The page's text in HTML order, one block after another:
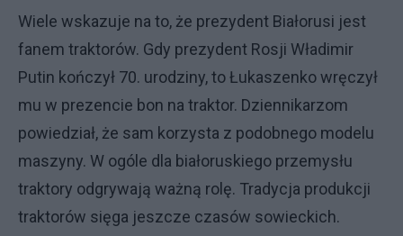
Wiele wskazuje na to, że prezydent Białorusi jest
fanem traktorów. Gdy prezydent Rosji Władimir
Putin kończył 70. urodziny, to Łukaszenko wręczył
mu w prezencie bon na traktor. Dziennikarzom
powiedział, że sam korzysta z podobnego modelu
maszyny. W ogóle dla białoruskiego przemysłu
traktory odgrywają ważną rolę. Tradycja produkcji
traktorów sięga jeszcze czasów sowieckich.